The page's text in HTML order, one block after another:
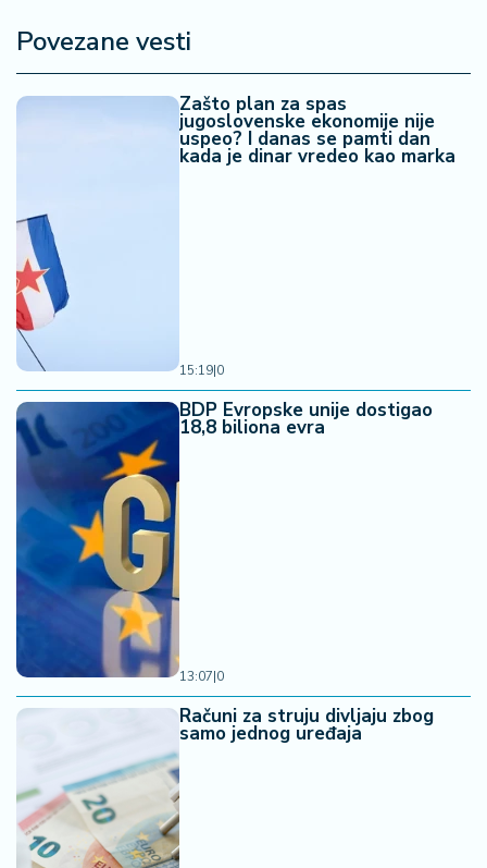
Povezane vesti
Zašto plan za spas
jugoslovenske ekonomije nije
uspeo? I danas se pamti dan
kada je dinar vredeo kao marka
15:19|0
BDP Evropske unije dostigao
18,8 biliona evra
13:07|0
Računi za struju divljaju zbog
samo jednog uređaja